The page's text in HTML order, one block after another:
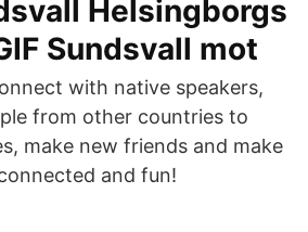
Helsingborgs
Sundsvall mot
with native speakers,
from other countries to
make new friends and make
and fun!